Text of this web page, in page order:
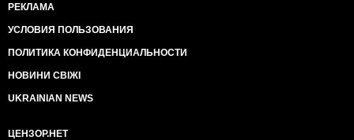
РЕКЛАМА
УСЛОВИЯ ПОЛЬЗОВАНИЯ
ПОЛИТИКА КОНФИДЕНЦИАЛЬНОСТИ
НОВИНИ СВІЖІ
UKRAINIAN NEWS
ЦЕНЗОР.НЕТ